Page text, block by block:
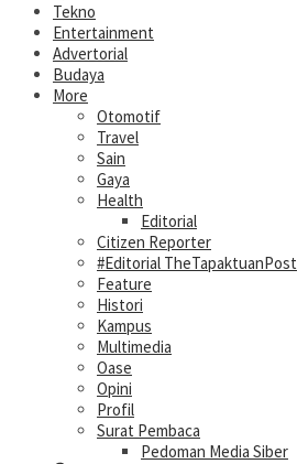
Tekno
Entertainment
Advertorial
Budaya
More
Otomotif
Travel
Sain
Gaya
Health
Editorial
Citizen Reporter
#Editorial TheTapaktuanPost
Feature
Histori
Kampus
Multimedia
Oase
Opini
Profil
Surat Pembaca
Pedoman Media Siber